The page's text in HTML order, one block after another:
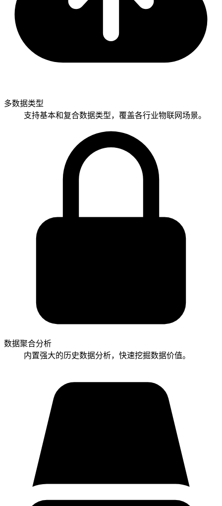
多数据类型
支持基本和复合数据类型，覆盖各行业物联网场景。
数据聚合分析
内置强大的历史数据分析，快速挖掘数据价值。